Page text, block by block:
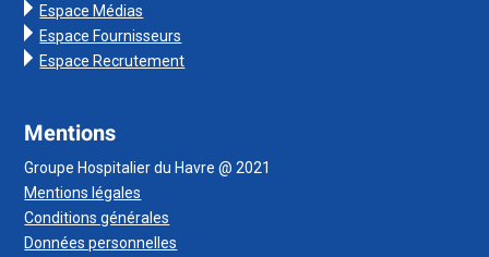
Espace Médias
Espace Fournisseurs
Espace Recrutement
Mentions
Groupe Hospitalier du Havre @ 2021
Mentions légales
Conditions générales
Données personnelles